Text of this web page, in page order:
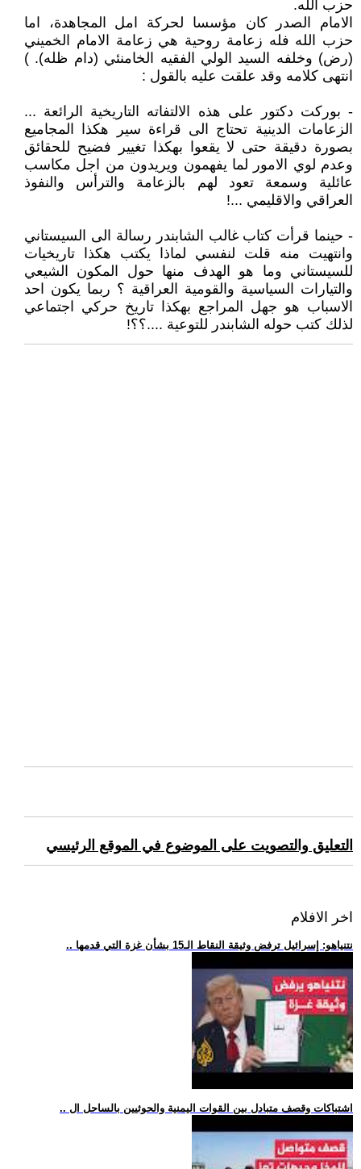
حزب الله.
‏الامام الصدر كان مؤسسا لحركة امل المجاهدة، اما
حزب الله فله زعامة روحية هي زعامة الامام الخميني
(رض) وخلفه السيد الولي الفقيه الخامنئي (دام ظله). )
انتهى كلامه وقد علقت عليه بالقول :
- بوركت دكتور على هذه الالتفاته التاريخية الرائعة ...
الزعامات الدينية تحتاج الى قراءة سير هكذا المجاميع
بصورة دقيقة حتى لا يقعوا بهكذا تغيير فضيح للحقائق
وعدم لوي الامور لما يفهمون ويريدون من اجل مكاسب
عائلية وسمعة تعود لهم بالزعامة والترأس والنفوذ
العراقي والاقليمي ...!
- حينما قرأت كتاب غالب الشابندر رسالة الى السيستاني
وانتهيت منه قلت لنفسي لماذا يكتب هكذا تاريخيات
للسيستاني وما هو الهدف منها حول المكون الشيعي
والتيارات السياسية والقومية العراقية ؟ ربما يكون احد
الاسباب هو جهل المراجع بهكذا تاريخ حركي اجتماعي
لذلك كتب حوله الشابندر للتوعية ....؟؟!
التعليق والتصويت على الموضوع في الموقع الرئيسي
اخر الافلام
.. نتنياهو: إسرائيل ترفض وثيقة النقاط الـ15 بشأن غزة التي قدمها
.. اشتباكات وقصف متبادل بين القوات اليمنية والحوثيين بالساحل ال